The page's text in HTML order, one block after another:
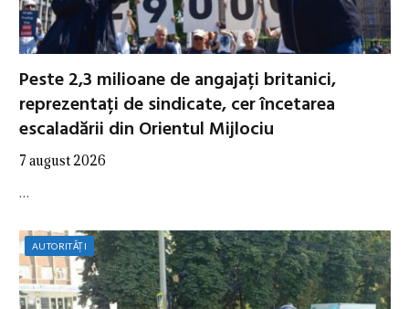
Peste 2,3 milioane de angajați britanici,
reprezentați de sindicate, cer încetarea
escaladării din Orientul Mijlociu
7 august 2026
…
AUTORITĂȚI